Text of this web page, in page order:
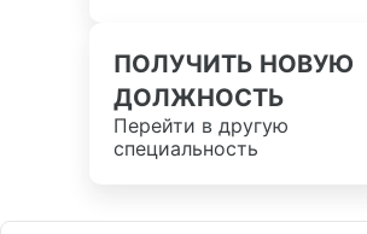
ПОЛУЧИТЬ НОВУЮ
ДОЛЖНОСТЬ
Перейти в другую
специальность